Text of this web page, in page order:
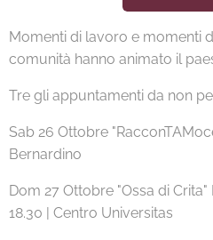
Momenti di lavoro e momenti
comunità hanno animato il
Tre gli appuntamenti da non
Sab 26 Ottobre
Bernardino
Dom 27 Ottobre "Ossa di
18.30 | Centro Universitas